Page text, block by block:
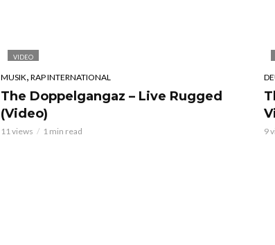
VIDEO
MUSIK, RAP INTERNATIONAL
The Doppelgangaz – Live Rugged
(Video)
11 views 1 min read 9